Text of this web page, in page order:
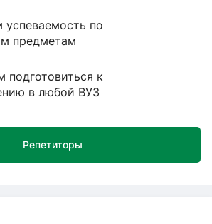
по
предметам
к
в любой ВУЗ
Репетиторы